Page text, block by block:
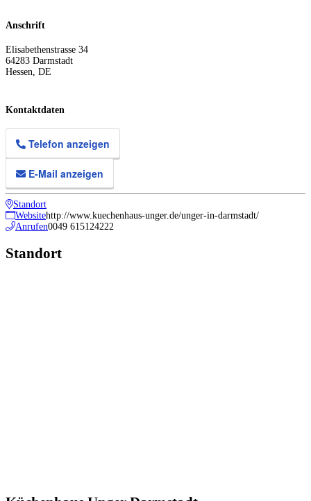
Anschrift
Elisabethenstrasse 34
64283 Darmstadt
Hessen DE
Kontaktdaten
Telefon anzeigen
E-Mail anzeigen
Standort
Websitehttp://www.kuechenhaus-unger.de/unger-in-darmstadt/
Anrufen0049 615124222
Standort